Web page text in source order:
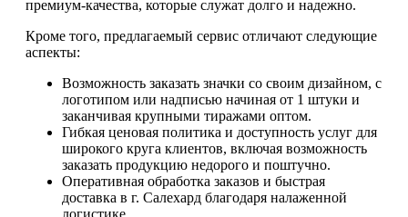
премиум-качества, которые служат долго и надежно.
Кроме того, предлагаемый сервис отличают следующие
аспекты:
Возможность заказать значки со своим дизайном, с
логотипом или надписью начиная от 1 штуки и
заканчивая крупными тиражами оптом.
Гибкая ценовая политика и доступность услуг для
широкого круга клиентов, включая возможность
заказать продукцию недорого и поштучно.
Оперативная обработка заказов и быстрая
доставка в г. Салехард благодаря налаженной